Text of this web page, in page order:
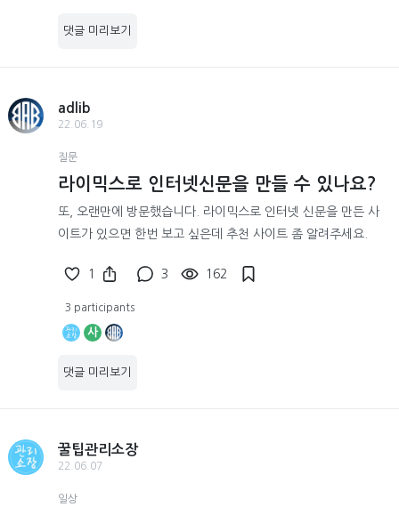
댓글 미리보기
adlib
22.06.19
질문
라이믹스로 인터넷신문을 만들 수 있나요?
또, 오랜만에 방문했습니다. 라이믹스로 인터넷 신문을 만든 사
이트가 있으면 한번 보고 싶은데 추천 사이트 좀 알려주세요.
1 3 162
3 participants
사
댓글 미리보기
꿀팁관리소장
22.06.07
일상